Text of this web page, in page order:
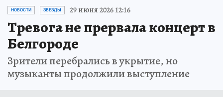
НОВОСТИ ЗВЕЗДЫ 29 июня 2026 12:16
Тревога не прервала концерт в
Белгороде
Зрители перебрались в укрытие, но
музыканты продолжили выступление